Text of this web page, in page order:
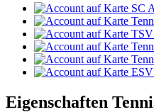
SC
TSV
ESV
Eigenschaften